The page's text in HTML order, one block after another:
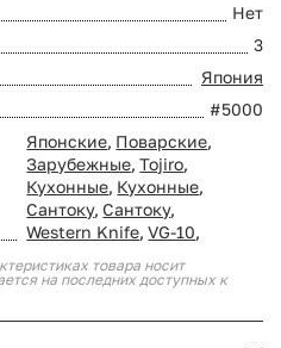
Нет
3
Япония
#5000
Японские, Поварские,
Зарубежные, Tojiro,
Кухонные, Кухонные,
Сантоку, Сантоку,
Western Knife, VG-10,
товара носит
на последних доступных к